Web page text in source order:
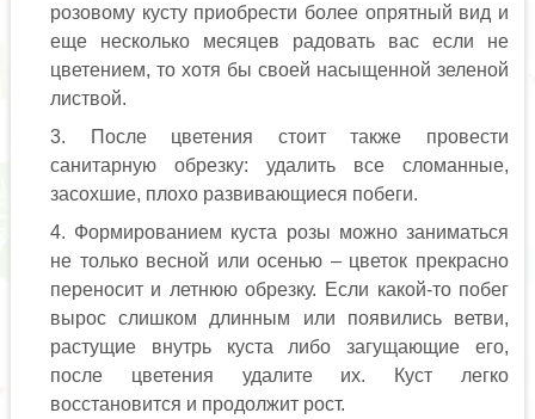
розовому кусту приобрести более опрятный вид и
еще несколько месяцев радовать вас если не
цветением, то хотя бы своей насыщенной зеленой
листвой.
После цветения стоит также провести
санитарную обрезку: удалить все сломанные,
засохшие, плохо развивающиеся побеги.
Формированием куста розы можно заниматься
не только весной или осенью – цветок прекрасно
переносит и летнюю обрезку. Если какой-то побег
вырос слишком длинным или появились ветви,
растущие внутрь куста либо загущающие его,
после цветения удалите их. Куст легко
восстановится и продолжит рост.